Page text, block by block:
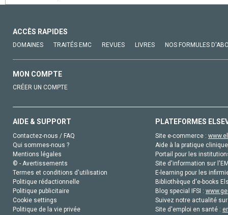
ACCÈS RAPIDES
DOMAINES TRAITÉS EMC REVUES LIVRES NOS FORMULES
MON COMPTE
CRÉER UN COMPTE
AIDE & SUPPORT
Contactez-nous / FAQ
Qui sommes-nous ?
Mentions légales
© - Avertissements
Termes et conditions d'utilisation
Politique rédactionnelle
Politique publicitaire
Cookie settings
Politique de la vie privée
PLATEFORMES
Site e-commerce :
Aide à la pratique
Portail pour les
Site d'information sur
E-learning pour les
Bibliothèque d'e-books
Blog special IFSI :
Suivez notre actualité
Site d'emploi en santé :